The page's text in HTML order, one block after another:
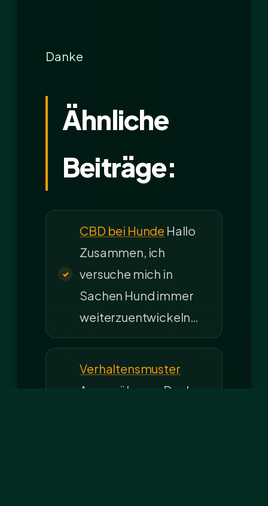
Danke
Ähnliche
Beiträge:
CBD bei Hunde Hallo
Zusammen, ich
versuche mich in
Sachen Hund immer
weiterzuentwickeln…
Verhaltensmuster
Angewöhnung Da das